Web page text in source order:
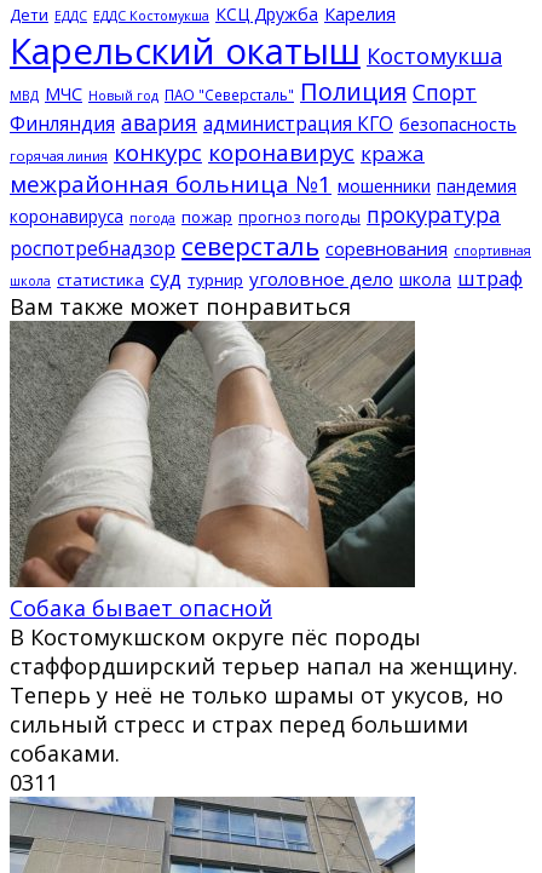
Дети ЕДДС ЕДДС Костомукша КСЦ Дружба Карелия
Карельский окатыш Костомукша
МВД МЧС Новый год ПАО "Северсталь" Полиция Спорт
Финляндия авария администрация КГО безопасность
горячая линия конкурс коронавирус кража
межрайонная больница №1 мошенники пандемия
коронавируса погода пожар прогноз погоды прокуратура
роспотребнадзор северсталь соревнования спортивная
школа статистика суд турнир уголовное дело школа штраф
Вам также может понравиться
Собака бывает опасной
В Костомукшском округе пёс породы
стаффордширский терьер напал на женщину.
Теперь у неё не только шрамы от укусов, но
сильный стресс и страх перед большими
собаками.
0311